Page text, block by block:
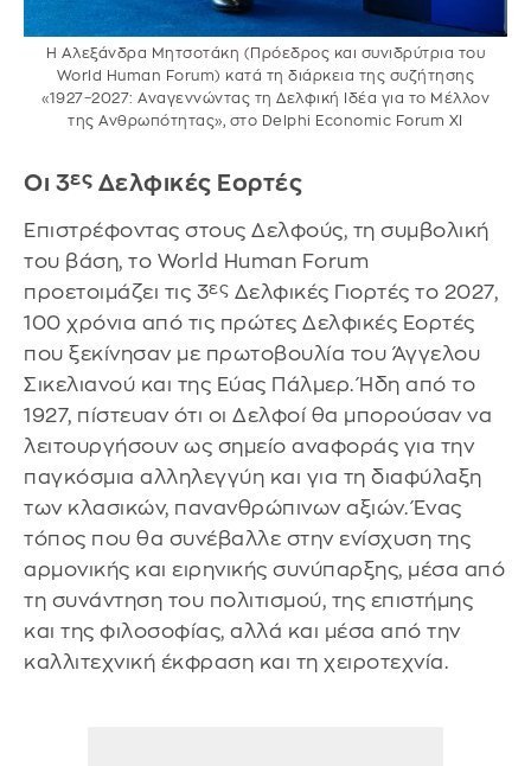
Η Αλεξάνδρα Μητσοτάκη (Πρόεδρος και συνιδρύτρια του
World Human Forum) κατά τη διάρκεια της συζήτησης
«1927–2027: Αναγεννώντας τη Δελφική Ιδέα για το Μέλλον
της Ανθρωπότητας», στο Delphi Economic Forum XI
Οι 3ες Δελφικές Εορτές
Επιστρέφοντας στους Δελφούς, τη συμβολική
του βάση, το World Human Forum
προετοιμάζει τις 3ες Δελφικές Γιορτές το 2027,
100 χρόνια από τις πρώτες Δελφικές Εορτές
που ξεκίνησαν με πρωτοβουλία του Άγγελου
Σικελιανού και της Εύας Πάλμερ. Ήδη από το
1927, πίστευαν ότι οι Δελφοί θα μπορούσαν να
λειτουργήσουν ως σημείο αναφοράς για την
παγκόσμια αλληλεγγύη και για τη διαφύλαξη
των κλασικών, πανανθρώπινων αξιών. Ένας
τόπος που θα συνέβαλλε στην ενίσχυση της
αρμονικής και ειρηνικής συνύπαρξης, μέσα από
τη συνάντηση του πολιτισμού, της επιστήμης
και της φιλοσοφίας, αλλά και μέσα από την
καλλιτεχνική έκφραση και τη χειροτεχνία.